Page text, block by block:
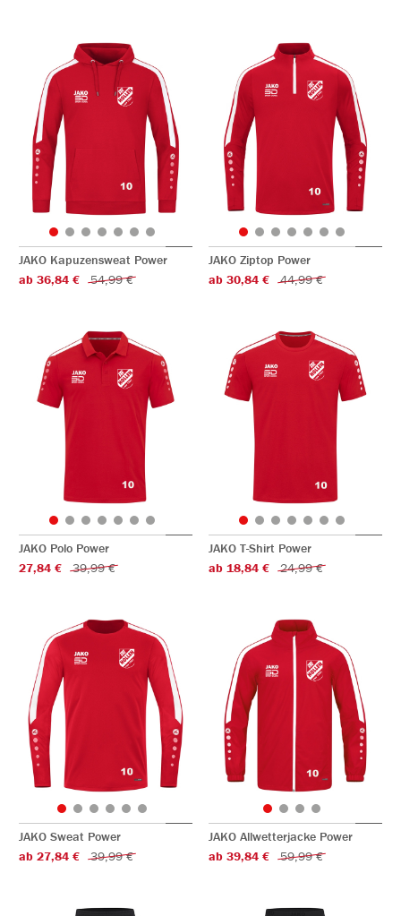
JAKO Kapuzensweat Power
ab 36,84 €
54,99 €
JAKO Ziptop Power
ab 30,84 €
44,99 €
JAKO Polo Power
27,84 €
39,99 €
JAKO T-Shirt Power
ab 18,84 €
24,99 €
JAKO Sweat Power
ab 27,84 €
39,99 €
JAKO Allwetterjacke Power
ab 39,84 €
59,99 €